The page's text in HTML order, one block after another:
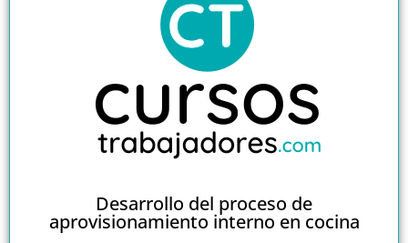
Desarrollo del proceso de
aprovisionamiento interno en cocina